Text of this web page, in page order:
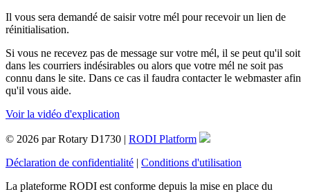
Il vous sera demandé de saisir votre mél pour recevoir un lien de
réinitialisation.
Si vous ne recevez pas de message sur votre mél, il se peut qu'il soit
dans les courriers indésirables ou alors que votre mél ne soit pas
connu dans le site. Dans ce cas il faudra contacter le webmaster afin
qu'il vous aide.
Voir la vidéo d'explication
© 2026 par Rotary D1730 | RODI Platform
Déclaration de confidentialité | Conditions d'utilisation
La plateforme RODI est conforme depuis la mise en place du